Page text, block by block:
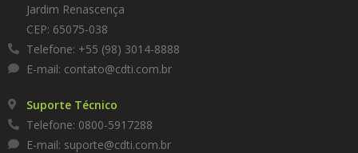
Jardim Renascença
CEP: 65075-038
Telefone: +55 (98) 3014-8888
E-mail: contato@cdti.com.br
Suporte Técnico
Telefone: 0800-5917288
E-mail: suporte@cdti.com.br